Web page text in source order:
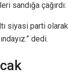
sandığa çağırdı:
siyasi parti olarak
dedi.